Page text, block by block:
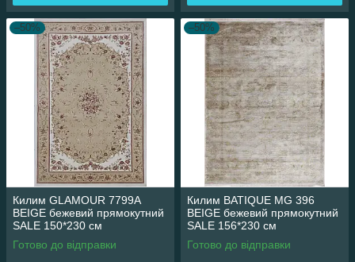
–50%
Килим GLAMOUR 7799A
BEIGE бежевий прямокутний
SALE 150*230 см
Готово до відправки
–50%
Килим BATIQUE MG 396
BEIGE бежевий прямокутний
SALE 156*230 см
Готово до відправки